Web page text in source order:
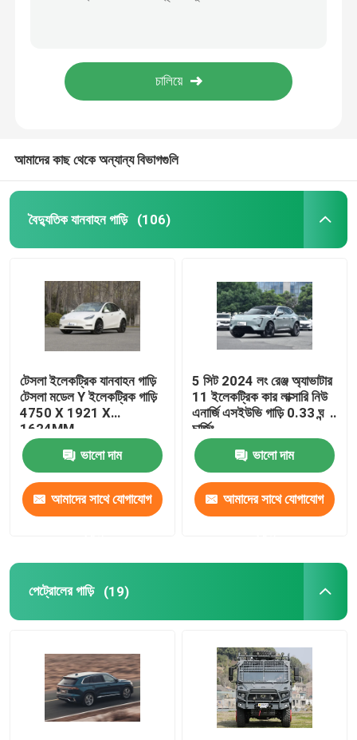
অ্যাভাটার ইলেকট্রিক গাড়ি
মার্সেডিজ বেনজ বিজনেস কার
VW EV গাড়ি
ZEEKR ইলেকট্রিক গাড়ি
ট্যাংক এসইউভি
BYD EV গাড়ি
লিপ মোটর গাড়ি
রাইজিং অটো
আমাদের কাছ থেকে অন্যান্য বিভাগগুলি
বৈদ্যুতিক যানবাহন গাড়ি (106)
টেসলা ইলেকট্রিক যানবাহন গাড়ি
টেসলা মডেল Y ইলেকট্রিক গাড়ি
4750 X 1921 X
1624MM
ভালো দাম
আমাদের সাথে যোগাযোগ
5 সিট 2024 লং রেঞ্জ অ্যাভাটার
11 ইলেকট্রিক কার লাক্সারি নিউ
এনার্জি এসইউভি গাড়ি 0.33 ঘন্টা
চার্জিং
ভালো দাম
আমাদের সাথে যোগাযোগ
পেট্রোলের গাড়ি (19)